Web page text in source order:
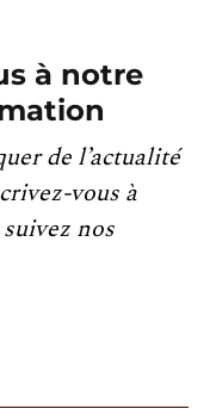
à notre
de l’actualité
vous à
nos